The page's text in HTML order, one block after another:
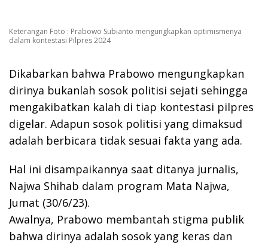
Keterangan Foto : Prabowo Subianto mengungkapkan optimismenya
dalam kontestasi Pilpres 2024
Dikabarkan bahwa Prabowo mengungkapkan
dirinya bukanlah sosok politisi sejati sehingga
mengakibatkan kalah di tiap kontestasi pilpres
digelar. Adapun sosok politisi yang dimaksud
adalah berbicara tidak sesuai fakta yang ada.
Hal ini disampaikannya saat ditanya jurnalis,
Najwa Shihab dalam program Mata Najwa,
Jumat (30/6/23).
Awalnya, Prabowo membantah stigma publik
bahwa dirinya adalah sosok yang keras dan